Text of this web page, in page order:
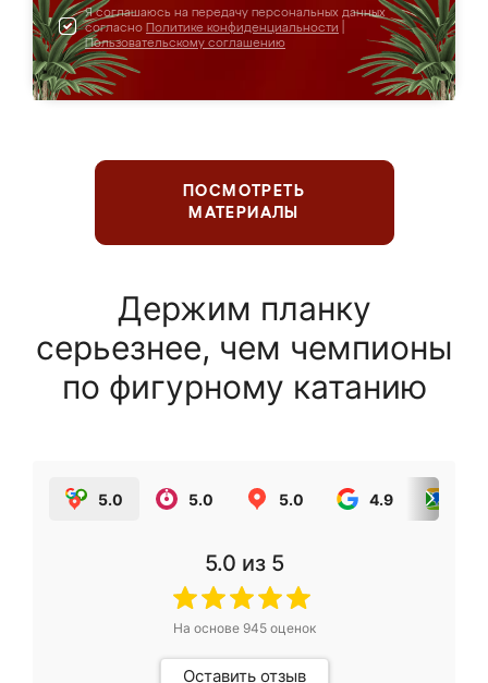
Я соглашаюсь на передачу персональных данных
согласно Политике конфиденциальности
Пользовательскому соглашению
ПОСМОТРЕТЬ
МАТЕРИАЛЫ
Держим планку
серьезнее, чем чемпионы
по фигурному катанию
5.0 5.0 5.0 4.9
5.0 из 5
На основе 945оценок
Оставить отзыв